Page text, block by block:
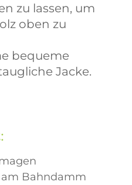
zu lassen, um
oben zu
bequeme
Jacke.
Bahndamm